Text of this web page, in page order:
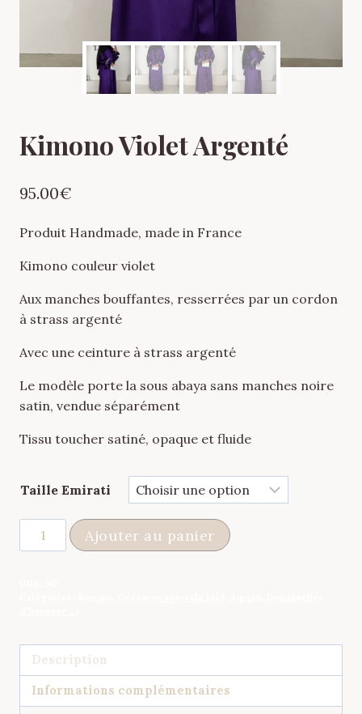
Kimono Violet Argenté
95.00€
Produit Handmade, made in France
Kimono couleur violet
Aux manches bouffantes, resserrées par un cordon
à strass argenté
Avec une ceinture à strass argenté
Le modèle porte la sous abaya sans manches noire
satin, vendue séparément
Tissu toucher satiné, opaque et fluide
Taille Emirati
quantité
de
Ajouter au panier
Description
Informations complémentaires